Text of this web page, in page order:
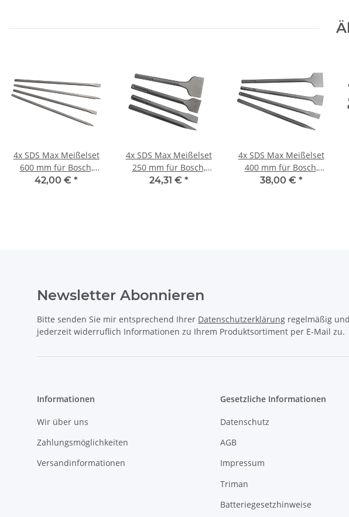
4x SDS Max Meißelset
600 mm für Bosch,
Makita, Dewalt,
42,00 € *
4x SDS Max Meißelset
250 mm für Bosch,
Makita, Dewalt,
24,31 € *
4x SDS Max Meißelset
400 mm für Bosch,
Makita, Dewalt,
38,00 € *
Newsletter Abonnieren
Bitte senden Sie mir entsprechend Ihrer Datenschutzerklärung regelmäßig und
jederzeit widerruflich Informationen zu Ihrem Produktsortiment per E-Mail zu.
Informationen
Wir über uns
Zahlungsmöglichkeiten
Versandinformationen
Gesetzliche Informationen
Datenschutz
AGB
Impressum
Triman
Batteriegesetzhinweise